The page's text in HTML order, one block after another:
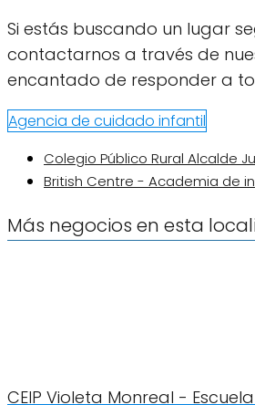
Si estás buscando un lugar
contactarnos a través de
encantado de responder a
Agencia de cuidado infantil
Colegio Público Rural Alcalde
British Centre - Academia de
Más negocios en esta
CEIP Violeta Monreal -